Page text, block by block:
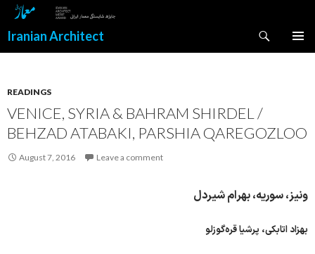
Iranian Architect
READINGS
VENICE, SYRIA & BAHRAM SHIRDEL /
BEHZAD ATABAKI, PARSHIA QAREGOZLOO
August 7, 2016 Leave a comment
ونیز، سوریه، بهرام شیردل
بهزاد اتابکی، پرشیا قره‌گوزلو